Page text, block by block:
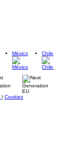
México Chile
| Cookies